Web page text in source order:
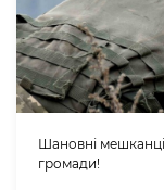
Шановні мешканці
громади!